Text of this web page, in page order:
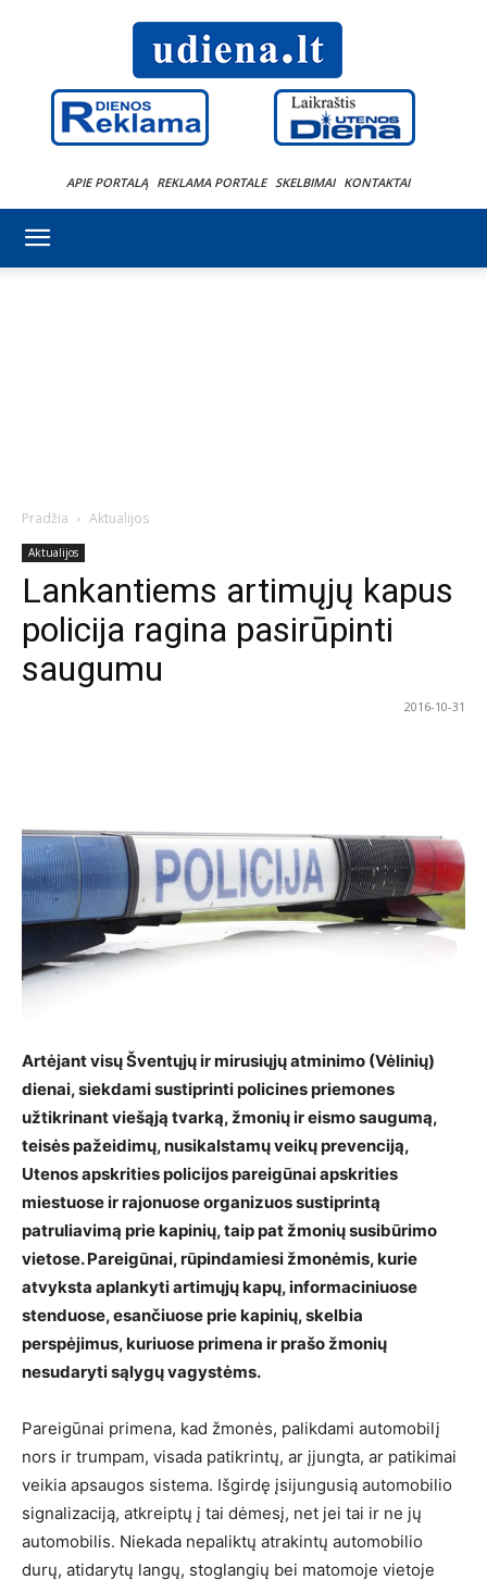
APIE PORTALĄ REKLAMA PORTALE SKELBIMAI KONTAKTAI
Pradžia Aktualijos
Aktualijos
Lankantiems artimųjų kapus
policija ragina pasirūpinti
saugumu
2016-10-31
Artėjant visų Šventųjų ir mirusiųjų atminimo (Vėlinių)
dienai, siekdami sustiprinti policines priemones
užtikrinant viešąją tvarką, žmonių ir eismo saugumą,
teisės pažeidimų, nusikalstamų veikų prevenciją,
Utenos apskrities policijos pareigūnai apskrities
miestuose ir rajonuose organizuos sustiprintą
patruliavimą prie kapinių, taip pat žmonių susibūrimo
vietose. Pareigūnai, rūpindamiesi žmonėmis, kurie
atvyksta aplankyti artimųjų kapų, informaciniuose
stenduose, esančiuose prie kapinių, skelbia
perspėjimus, kuriuose primena ir prašo žmonių
nesudaryti sąlygų vagystėms.
Pareigūnai primena, kad žmonės, palikdami automobilį
nors ir trumpam, visada patikrintų, ar įjungta, ar patikimai
veikia apsaugos sistema. Išgirdę įsijungusią automobilio
signalizaciją, atkreiptų į tai dėmesį, net jei tai ir ne jų
automobilis. Niekada nepaliktų atrakintų automobilio
durų, atidarytų langų, stoglangių bei matomoje vietoje